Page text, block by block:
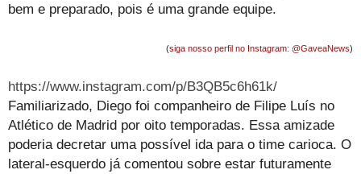
bem e preparado, pois é uma grande equipe.
(siga nosso perfil no Instagram: @GaveaNews)
https://www.instagram.com/p/B3QB5c6h61k/
Familiarizado, Diego foi companheiro de Filipe Luís no
Atlético de Madrid por oito temporadas. Essa amizade
poderia decretar uma possível ida para o time carioca. O
lateral-esquerdo já comentou sobre estar futuramente